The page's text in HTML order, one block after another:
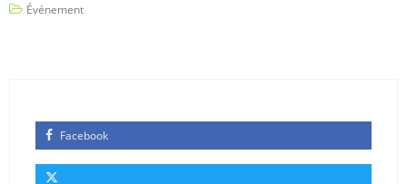
Événement
Facebook